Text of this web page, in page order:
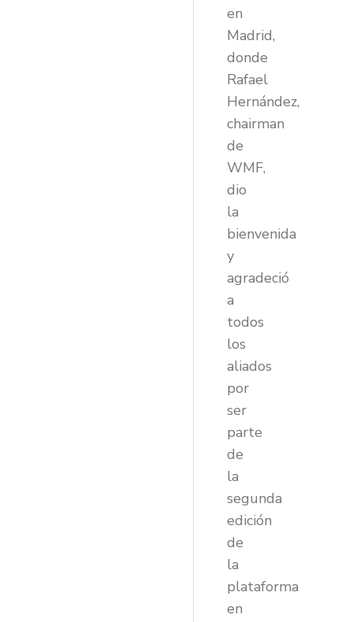
en
Madrid,
donde
Rafael
Hernández,
chairman
de
WMF,
dio
la
bienvenida
y
agradeció
a
todos
los
aliados
por
ser
parte
de
la
segunda
edición
de
la
plataforma
en